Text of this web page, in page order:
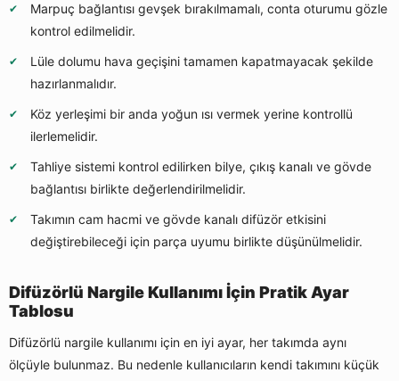
Marpuç bağlantısı gevşek bırakılmamalı, conta oturumu gözle
kontrol edilmelidir.
Lüle dolumu hava geçişini tamamen kapatmayacak şekilde
hazırlanmalıdır.
Köz yerleşimi bir anda yoğun ısı vermek yerine kontrollü
ilerlemelidir.
Tahliye sistemi kontrol edilirken bilye, çıkış kanalı ve gövde
bağlantısı birlikte değerlendirilmelidir.
Takımın cam hacmi ve gövde kanalı difüzör etkisini
değiştirebileceği için parça uyumu birlikte düşünülmelidir.
Difüzörlü Nargile Kullanımı İçin Pratik Ayar
Tablosu
Difüzörlü nargile kullanımı için en iyi ayar, her takımda aynı
ölçüyle bulunmaz. Bu nedenle kullanıcıların kendi takımını küçük